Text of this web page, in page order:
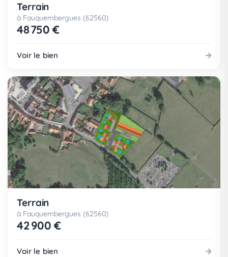
Terrain
à Fauquembergues (62560)
48 750 €
Voir le bien
Terrain
à Fauquembergues (62560)
42 900 €
Voir le bien